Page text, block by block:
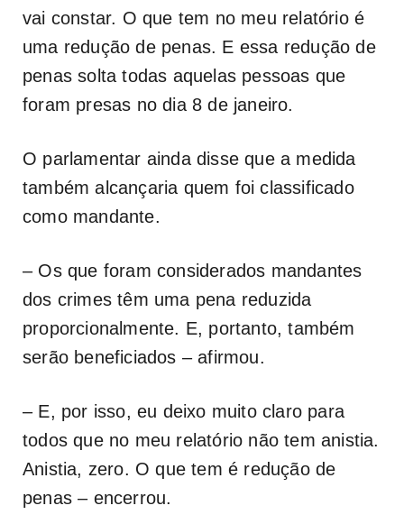
vai constar. O que tem no meu relatório é
uma redução de penas. E essa redução de
penas solta todas aquelas pessoas que
foram presas no dia 8 de janeiro.
O parlamentar ainda disse que a medida
também alcançaria quem foi classificado
como mandante.
– Os que foram considerados mandantes
dos crimes têm uma pena reduzida
proporcionalmente. E, portanto, também
serão beneficiados – afirmou.
– E, por isso, eu deixo muito claro para
todos que no meu relatório não tem anistia.
Anistia, zero. O que tem é redução de
penas – encerrou.